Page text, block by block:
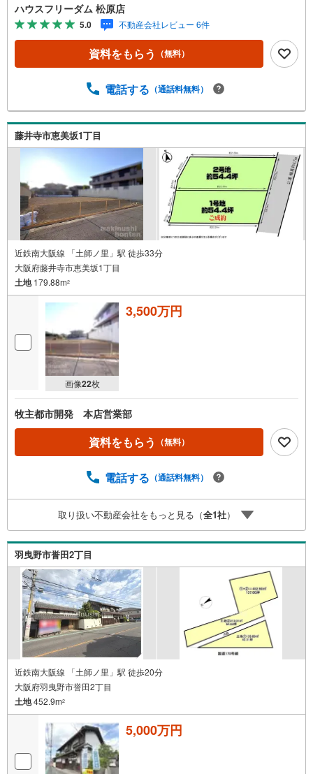
ているため、ご家族それぞれの荷物を各お部屋に収納する
ことができて、お部屋を有効に使えます！・子育て世代に
人気の対面キッチンでご家族のコミュニケーションもばっ
ちり！ハウスフリーダムは【東証スタンダード上場企業】
です！松原店はキッズスペース・ベビールーム・大型駐車
最寄りの駅まで送迎させて頂きます「見るだけ・聞くだ
なんでもお気軽にご相談ください～・*・～・*・～・*・
～・*・～・*・～・*・～
ハウスフリーダム 松原店
5.0 不動産会社レビュー 6件
資料をもらう （無料）
電話する （通話料無料）
藤井寺市恵美坂1丁目
近鉄南大阪線 「土師ノ里」駅 徒歩33分
大阪府藤井寺市恵美坂1丁目
土地179.88m2
画像22枚
3,500万円
牧主都市開発 本店営業部
資料をもらう （無料）
電話する （通話料無料）
取り扱い不動産会社をもっと見る（全1社）
羽曳野市誉田2丁目
近鉄南大阪線 「土師ノ里」駅 徒歩20分
大阪府羽曳野市誉田2丁目
土地452.9m2
5,000万円